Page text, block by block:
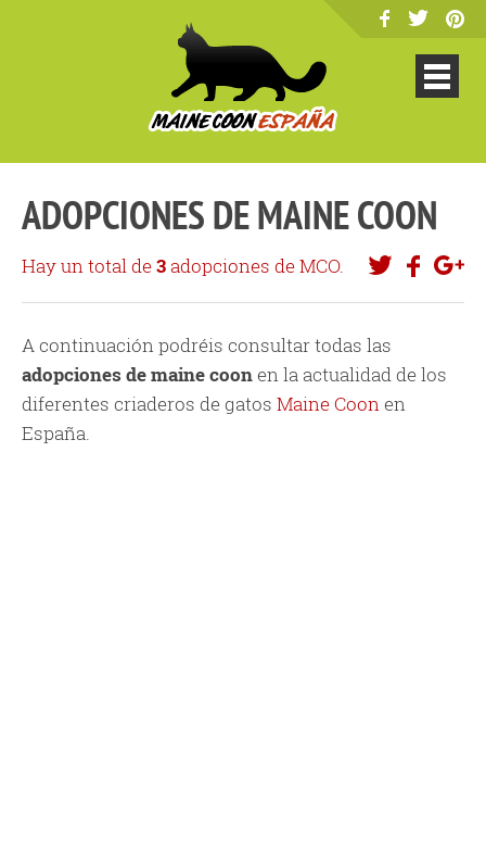
ADOPCIONES DE MAINE COON
Hay un total de3adopciones de MCO.
A continuación podréis consultar todas las
adopciones de maine coonen la actualidad de los
diferentes criaderos de gatos Maine Coonen
España.